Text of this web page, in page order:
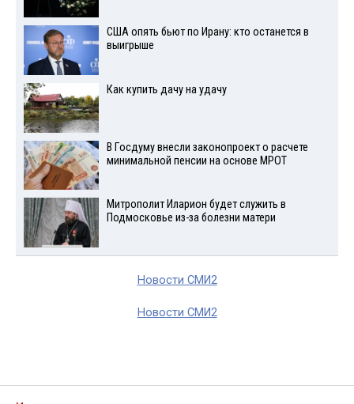
США опять бьют по Ирану: кто останется в
выигрыше
Как купить дачу на удачу
В Госдуму внесли законопроект о расчете
минимальной пенсии на основе МРОТ
Митрополит Иларион будет служить в
Подмосковье из-за болезни матери
Новости СМИ2
Новости СМИ2